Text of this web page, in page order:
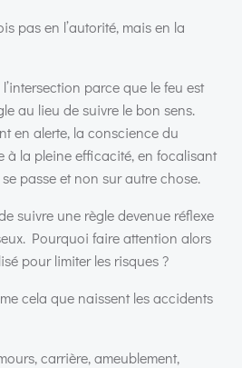
pas en l’autorité, mais en la
parce que le feu est
au lieu de suivre le bon sens.
en alerte, la conscience du
à la pleine efficacité, en focalisant
passe et non sur autre chose.
suivre une règle devenue réflexe
Pourquoi faire attention alors
pour limiter les risques ?
cela que naissent les accidents
carrière, ameublement,